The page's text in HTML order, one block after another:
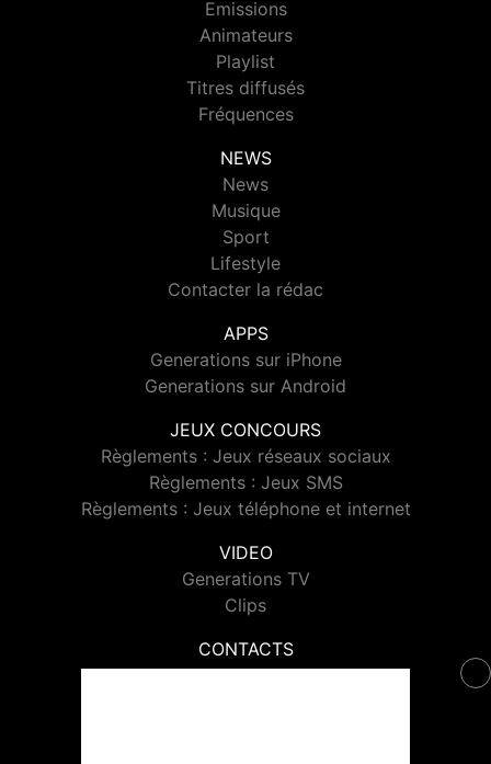
Emissions
Animateurs
Playlist
Titres diffusés
Fréquences
NEWS
News
Musique
Sport
Lifestyle
Contacter la rédac
APPS
Generations sur iPhone
Generations sur Android
JEUX CONCOURS
Règlements : Jeux réseaux sociaux
Règlements : Jeux SMS
Règlements : Jeux téléphone et internet
VIDEO
Generations TV
Clips
CONTACTS
Contacter Generations